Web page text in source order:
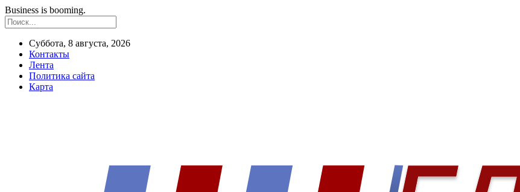
Business is booming.
Суббота, 8 августа, 2026
Контакты
Лента
Политика сайта
Карта